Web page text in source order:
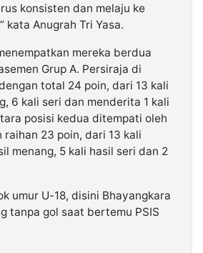
konsisten dan melaju ke
kata Anugrah Tri Yasa.
mereka berdua
Grup A. Persiraja di
total 24 poin, dari 13 kali
6 kali seri dan menderita 1 kali
posisi kedua ditempati oleh
raihan 23 poin, dari 13 kali
menang, 5 kali hasil seri dan 2
umur U-18, disini Bhayangkara
tanpa gol saat bertemu PSIS